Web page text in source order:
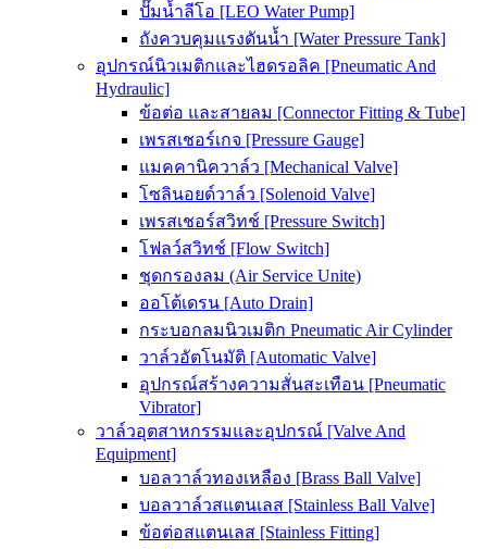
ปั๊มน้ำลีโอ [LEO Water Pump]
ถังควบคุมแรงดันน้ำ [Water Pressure Tank]
อุปกรณ์นิวเมติกและไฮดรอลิค [Pneumatic And
Hydraulic]
ข้อต่อ และสายลม [Connector Fitting & Tube]
เพรสเชอร์เกจ [Pressure Gauge]
แมคคานิควาล์ว [Mechanical Valve]
โซลินอยด์วาล์ว [Solenoid Valve]
เพรสเชอร์สวิทช์ [Pressure Switch]
โฟลว์สวิทช์ [Flow Switch]
ชุดกรองลม (Air Service Unite)
ออโต้เดรน [Auto Drain]
กระบอกลมนิวเมติก Pneumatic Air Cylinder
วาล์วอัตโนมัติ [Automatic Valve]
อุปกรณ์สร้างความสั่นสะเทือน [Pneumatic
Vibrator]
วาล์วอุตสาหกรรมและอุปกรณ์ [Valve And
Equipment]
บอลวาล์วทองเหลือง [Brass Ball Valve]
บอลวาล์วสแตนเลส [Stainless Ball Valve]
ข้อต่อสแตนเลส [Stainless Fitting]